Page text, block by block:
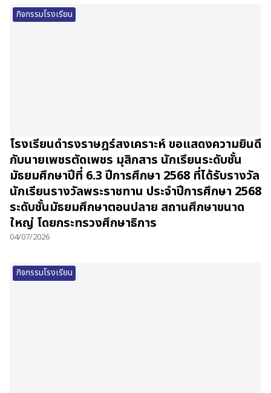
กิจกรรมโรงเรียน
โรงเรียนดำรงราษฎร์สงเคราะห์ ขอแสดงความยินดี
กับนายเพชรตัดเพชร มุสิกสาร นักเรียนระดับชั้น
มัธยมศึกษาปีที่ 6.3 ปีการศึกษา 2568 ที่ได้รับรางวัล
นักเรียนรางวัลพระราชทาน ประจำปีการศึกษา 2568
ระดับชั้นมัธยมศึกษาตอนปลาย สถานศึกษาขนาด
ใหญ่ โดยกระทรวงศึกษาธิการ
04/07/2026
กิจกรรมโรงเรียน